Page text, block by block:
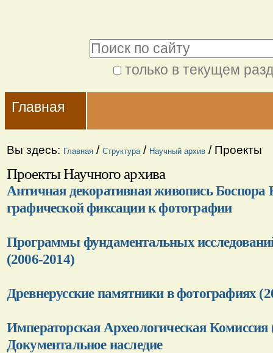
содержимому.
Перейти
навигации
только в текущем
поиск
Navigation
Главная
Вы здесь: Главная / Структура / Научный архив / Проекты
Проекты Научного архива
Античная декоративная живопись
графической фиксации к фотографии
Программы фундаментальных
(2006-2014)
Древнерусские памятники в фотографиях
Императорская Археологическая Комиссия
Документальное наследие